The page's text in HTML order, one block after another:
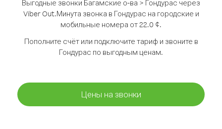
Выгодные звонки Багамские о-ва > Гондурас через
Viber Out.Минута звонка в Гондурас на городские и
мобильные номера от 22.0 ¢.
Пополните счёт или подключите тариф и звоните в
Гондурас по выгодным ценам.
Цены на звонки